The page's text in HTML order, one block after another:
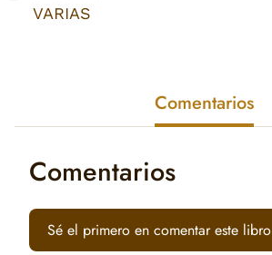
VARIAS
Comentarios
Comentarios
Sé el primero en comentar este libro